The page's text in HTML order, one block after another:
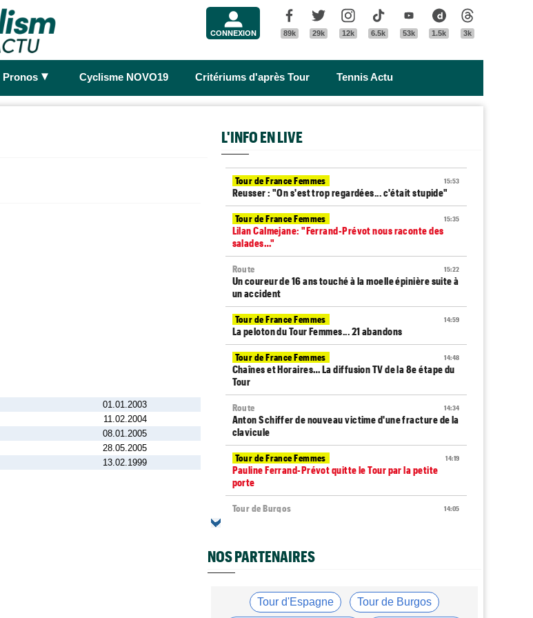
CONNEXION
Facebook
89k
Twitter
29k
Instagram
12k
Tik Tok
6.5k
Youtube
53k
Dailymotion
1.5k 3k
Pronos ► Cyclisme NOVO19 Critériums d'après Tour Tennis Actu
01.01.2003
11.02.2004
08.01.2005
28.05.2005
13.02.1999
L'INFO EN LIVE
15:53
Tour de France Femmes
Reusser : "On s'est trop regardées... c'était stupide"
15:35
Tour de France Femmes
Lilan Calmejane: "Ferrand-Prévot nous raconte des
salades…"
15:22
Route
Un coureur de 16 ans touché à la moelle épinière suite à
un accident
14:59
Tour de France Femmes
La peloton du Tour Femmes... 21 abandons
14:48
Tour de France Femmes
Chaînes et Horaires… La diffusion TV de la 8e étape du
Tour
14:34
Route
Anton Schiffer de nouveau victime d'une fracture de la
clavicule
14:19
Tour de France Femmes
Pauline Ferrand-Prévot quitte le Tour par la petite
porte
14:05
Tour de Burgos
Tour de France Femmes
Lorena Wiebes : "La 8e étape ? Nous l'avons ciblé..."
Tour de France Femmes
Antonia Niedermaier : "Kasia ? J’ai toujours cru en elle"
NOS PARTENAIRES
Tour d'Espagne Tour de Burgos